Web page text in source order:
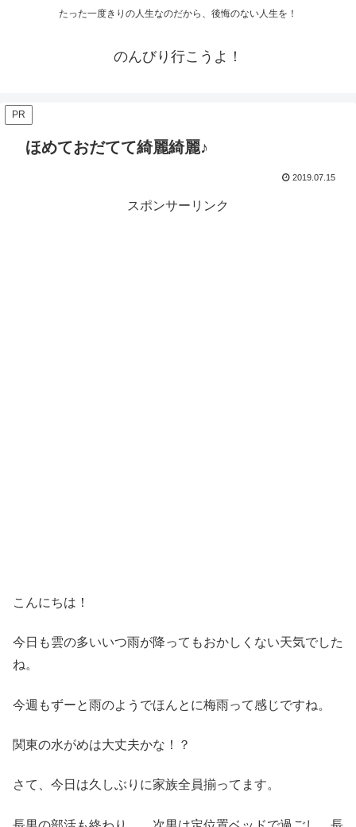
たった一度きりの人生なのだから、後悔のない人生を！
のんびり行こうよ！
PR
ほめておだてて綺麗綺麗♪
2019.07.15
スポンサーリンク
こんにちは！
今日も雲の多いいつ雨が降ってもおかしくない天気でした
ね。
今週もずーと雨のようでほんとに梅雨って感じですね。
関東の水がめは大丈夫かな！？
さて、今日は久しぶりに家族全員揃ってます。